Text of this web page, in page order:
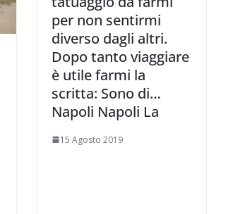
per non sentirmi
diverso dagli altri.
Dopo tanto viaggiare
è utile farmi la
scritta: Sono di…
Napoli Napoli La
15 Agosto 2019